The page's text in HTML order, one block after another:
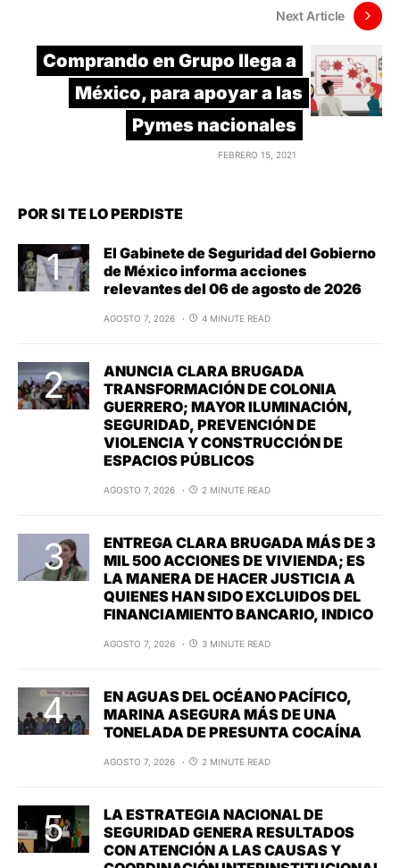
Next Article
Comprando en Grupo llega a
México, para apoyar a las
Pymes nacionales
FEBRERO 15, 2021
POR SI TE LO PERDISTE
El Gabinete de Seguridad del Gobierno
de México informa acciones
relevantes del 06 de agosto de 2026
AGOSTO 7, 2026 4 MINUTE READ
ANUNCIA CLARA BRUGADA
TRANSFORMACIÓN DE COLONIA
GUERRERO; MAYOR ILUMINACIÓN,
SEGURIDAD, PREVENCIÓN DE
VIOLENCIA Y CONSTRUCCIÓN DE
ESPACIOS PÚBLICOS
AGOSTO 7, 2026 2 MINUTE READ
ENTREGA CLARA BRUGADA MÁS DE 3
MIL 500 ACCIONES DE VIVIENDA; ES
LA MANERA DE HACER JUSTICIA A
QUIENES HAN SIDO EXCLUIDOS DEL
FINANCIAMIENTO BANCARIO, INDICO
AGOSTO 7, 2026 3 MINUTE READ
EN AGUAS DEL OCÉANO PACÍFICO,
MARINA ASEGURA MÁS DE UNA
TONELADA DE PRESUNTA COCAÍNA
AGOSTO 7, 2026 2 MINUTE READ
LA ESTRATEGIA NACIONAL DE
SEGURIDAD GENERA RESULTADOS
CON ATENCIÓN A LAS CAUSAS Y